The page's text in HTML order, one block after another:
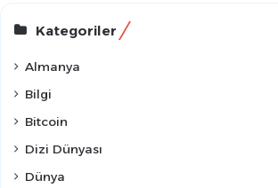
Kategoriler
Almanya
Bilgi
Bitcoin
Dizi Dünyası
Dünya